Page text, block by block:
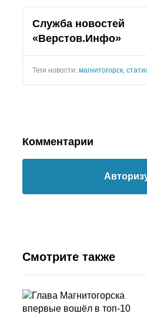
Служба новостей
«Верстов.Инфо»
Теги новости: магнитогорск
Комментарии
Смотрите также